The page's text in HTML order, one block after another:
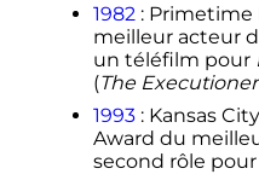
1982 : Primetime
meilleur acteur
un téléfilm pour
(The
1993 : Kansas
Award du
second rôle pour